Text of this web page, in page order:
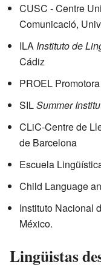
CUSC - Centre
Comunicació,
ILA Instituto de
Cádiz
PROEL
SILSummer
CLiC-Centre de
de Barcelona
Escuela
Child Language
Instituto Nacional
México.
Lingüistas